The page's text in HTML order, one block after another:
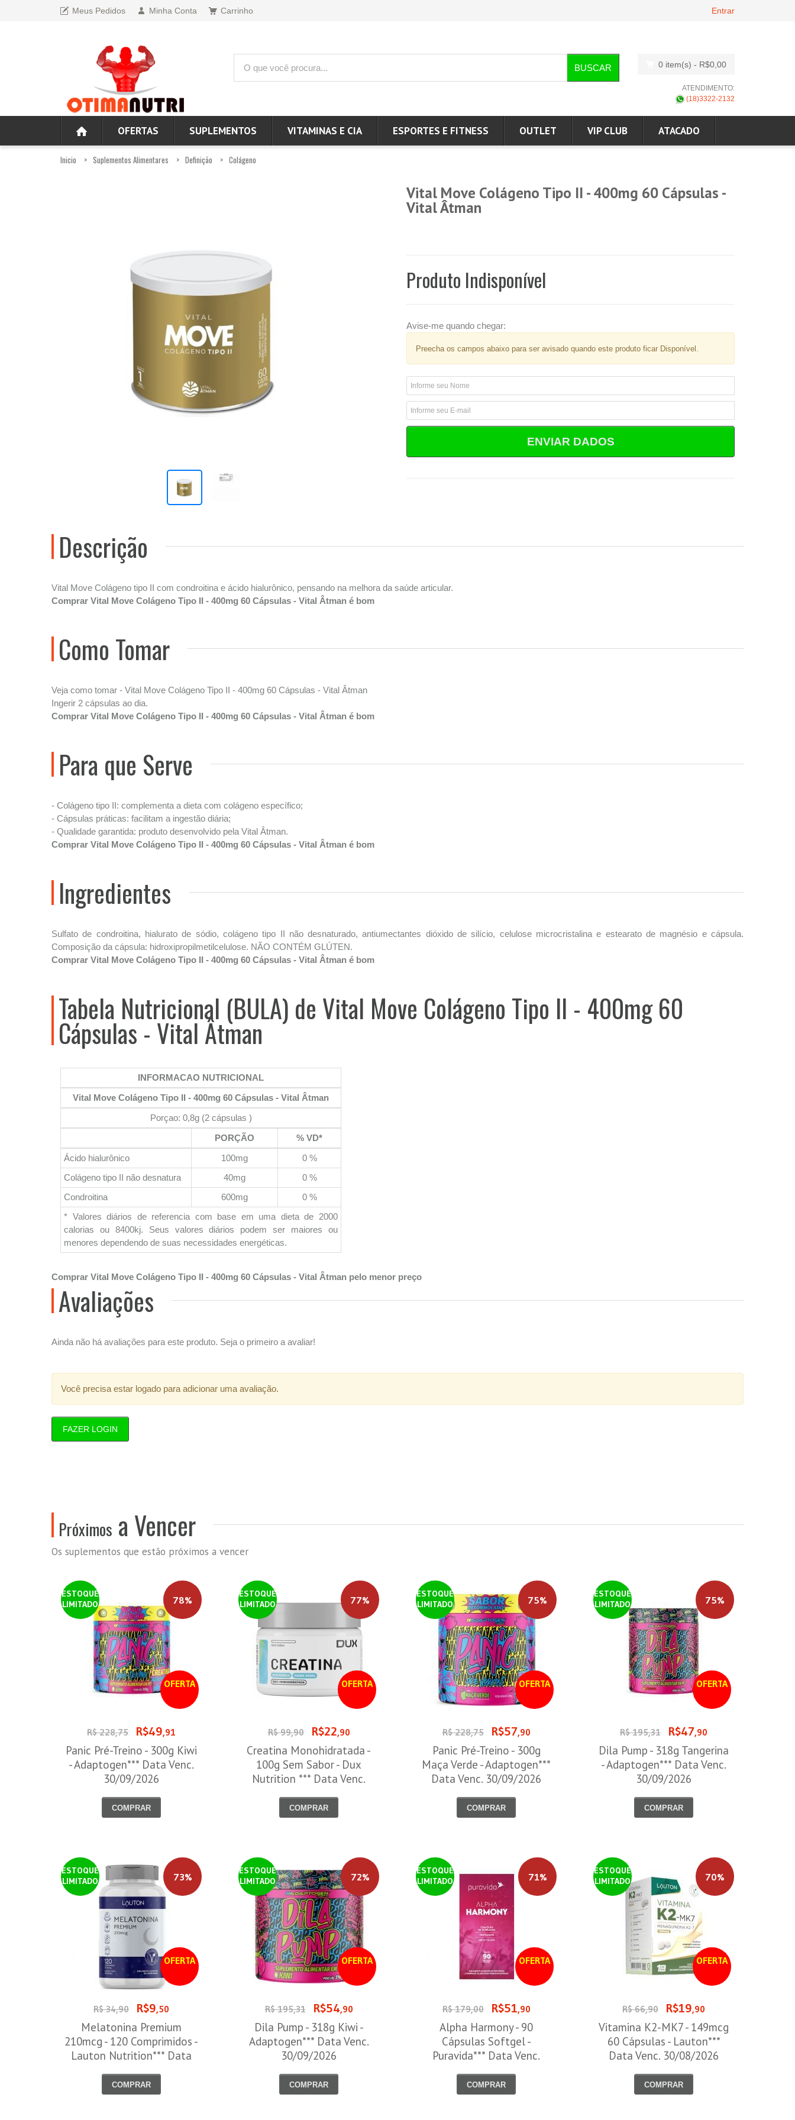
Meus Pedidos Minha Conta Carrinho Entrar
BUSCAR 0 item(s) - R$0,00
ATENDIMENTO:
(18)3322-2132
OFERTAS SUPLEMENTOS VITAMINAS E CIA ESPORTES E FITNESS OUTLET VIP CLUB ATACADO
Inicio Suplementos Alimentares Definição Colágeno
Vital Move Colágeno Tipo II - 400mg 60 Cápsulas -
Vital Âtman
Produto Indisponível
Avise-me quando chegar:
Preecha os campos abaixo para ser avisado quando este produto ficar Disponível.
ENVIAR DADOS
Descrição
Vital Move Colágeno tipo II com condroitina e ácido hialurônico, pensando na melhora da saúde articular.
Comprar Vital Move Colágeno Tipo II - 400mg 60 Cápsulas - Vital Âtman é bom
Como Tomar
Veja como tomar - Vital Move Colágeno Tipo II - 400mg 60 Cápsulas - Vital Âtman
Ingerir 2 cápsulas ao dia.
Comprar Vital Move Colágeno Tipo II - 400mg 60 Cápsulas - Vital Âtman é bom
Para que Serve
- Colágeno tipo II: complementa a dieta com colágeno específico;
- Cápsulas práticas: facilitam a ingestão diária;
- Qualidade garantida: produto desenvolvido pela Vital Âtman.
Comprar Vital Move Colágeno Tipo II - 400mg 60 Cápsulas - Vital Âtman é bom
Ingredientes
Sulfato de condroitina, hialurato de sódio, colágeno tipo II não desnaturado, antiumectantes dióxido de silício, celulose microcristalina e estearato de magnésio e cápsula.
Composição da cápsula: hidroxipropilmetilcelulose. NÃO CONTÉM GLÚTEN.
Comprar Vital Move Colágeno Tipo II - 400mg 60 Cápsulas - Vital Âtman é bom
Tabela Nutricional (BULA) de Vital Move Colágeno Tipo II - 400mg 60
Cápsulas - Vital Âtman
INFORMACAO NUTRICIONAL
Vital Move Colágeno Tipo II - 400mg 60 Cápsulas - Vital Âtman
Porçao: 0,8g (2 cápsulas )
PORÇÃO
% VD*
Ácido hialurônico
100mg
0 %
Colágeno tipo II não desnatura
40mg
0 %
Condroitina
600mg
0 %
* Valores diários de referencia com base em uma dieta de 2000
calorias ou 8400kj. Seus valores diários podem ser maiores ou
menores dependendo de suas necessidades energéticas.
Comprar Vital Move Colágeno Tipo II - 400mg 60 Cápsulas - Vital Âtman pelo menor preço
Avaliações
Ainda não há avaliações para este produto. Seja o primeiro a avaliar!
Você precisa estar logado para adicionar uma avaliação.
FAZER LOGIN
Próximos a Vencer
Os suplementos que estão próximos a vencer
ESTOQUE
LIMITADO
OFERTA
78%
R$ 228,75 R$49,91
Panic Pré-Treino - 300g Kiwi
- Adaptogen*** Data Venc.
30/09/2026
COMPRAR
ESTOQUE
LIMITADO
OFERTA
77%
R$ 99,90 R$22,90
Creatina Monohidratada -
100g Sem Sabor - Dux
Nutrition *** Data Venc.
COMPRAR
ESTOQUE
LIMITADO
OFERTA
75%
R$ 228,75 R$57,90
Panic Pré-Treino - 300g
Maça Verde - Adaptogen***
Data Venc. 30/09/2026
COMPRAR
ESTOQUE
LIMITADO
OFERTA
75%
R$ 195,31 R$47,90
Dila Pump - 318g Tangerina
- Adaptogen*** Data Venc.
30/09/2026
COMPRAR
ESTOQUE
LIMITADO
OFERTA
73%
R$ 34,90 R$9,50
Melatonina Premium
210mcg - 120 Comprimidos -
Lauton Nutrition*** Data
COMPRAR
ESTOQUE
LIMITADO
OFERTA
72%
R$ 195,31 R$54,90
Dila Pump - 318g Kiwi -
Adaptogen*** Data Venc.
30/09/2026
COMPRAR
ESTOQUE
LIMITADO
OFERTA
71%
R$ 179,00 R$51,90
Alpha Harmony - 90
Cápsulas Softgel -
Puravida*** Data Venc.
COMPRAR
ESTOQUE
LIMITADO
OFERTA
70%
R$ 66,90 R$19,90
Vitamina K2-MK7 - 149mcg
60 Cápsulas - Lauton***
Data Venc. 30/08/2026
COMPRAR